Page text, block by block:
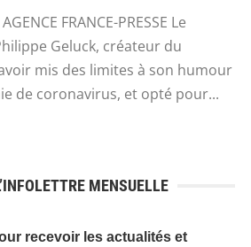
FRANCE-PRESSE Le
Geluck, créateur du
mis des limites à son humour
de coronavirus, et opté pour...
MENSUELLE
recevoir les actualités et